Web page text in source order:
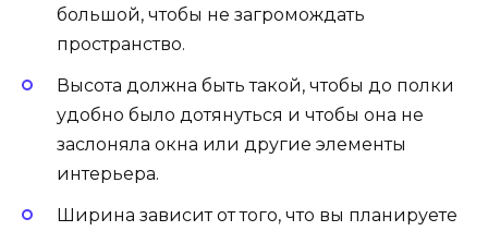
большой, чтобы не загромождать
пространство.
Высота должна быть такой, чтобы до полки
удобно было дотянуться и чтобы она не
заслоняла окна или другие элементы
интерьера.
Ширина зависит от того, что вы планируете